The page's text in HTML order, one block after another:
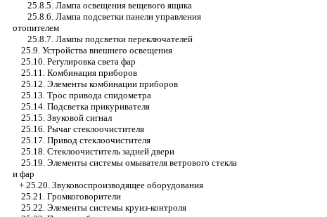
25.8.5. Лампа освещения вещевого ящика
25.8.6. Лампа подсветки панели управления
отопителем
25.8.7. Лампы подсветки переключателей
25.9. Устройства внешнего освещения
25.10. Регулировка света фар
25.11. Комбинация приборов
25.12. Элементы комбинации приборов
25.13. Трос привода спидометра
25.14. Подсветка прикуривателя
25.15. Звуковой сигнал
25.16. Рычаг стеклоочистителя
25.17. Привод стеклоочистителя
25.18. Стеклоочиститель задней двери
25.19. Элементы системы омывателя ветрового стекла
и фар
+ 25.20. Звуковоспроизводящее оборудования
25.21. Громкоговорители
25.22. Элементы системы круиз-контроля